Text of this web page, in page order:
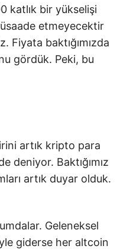
katlık bir yükselişi
etmeyecektir
Fiyata baktığımızda
gördük. Peki, bu
artık kripto para
deniyor. Baktığımız
artık duyar olduk.
Geleneksel
giderse her altcoin